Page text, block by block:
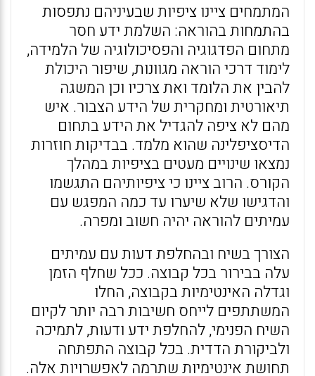
המתמחים ציינו ציפיות שבעיניהם נתפסות
בהתמחות בהוראה: השלמת ידע חסר
מתחום הפדגוגיה והפסיכולוגיה של הלמידה,
לימוד דרכי הוראה מגוונות, שיפור היכולת
להבין את הלומד ואת צרכיו וכן המשגה
תיאורטית ומחקרית של הידע הצבור. איש
מהם לא ציפה להגדיל את הידע בתחום
הדיסציפלינה שהוא מלמד. בבדיקות חוזרות
נמצאו שינויים מעטים בציפיות במהלך
הקורס. הרוב ציינו כי ציפיותיהם התגשמו
והדגישו שלא שיערו עד כמה המפגש עם
עמיתים להוראה יהיה חשוב ומפרה.
הצורך בשיח ובהחלפת דעות עם עמיתים
עלה בבירור בכל קבוצה. ככל שחלף הזמן
וגדלה האינטימיות בקבוצה, החלו
המשתתפים לייחס חשיבות רבה יותר לקיום
השיח הפנימי, להחלפת ידע ודעות, לתמיכה
ולביקורת הדדית. בכל קבוצה התפתחה
תחושת אינטימיות שתרמה לאפשרויות אלה.